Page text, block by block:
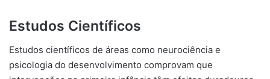
Estudos Científicos
Estudos científicos de áreas como neurociência e
psicologia do desenvolvimento comprovam que